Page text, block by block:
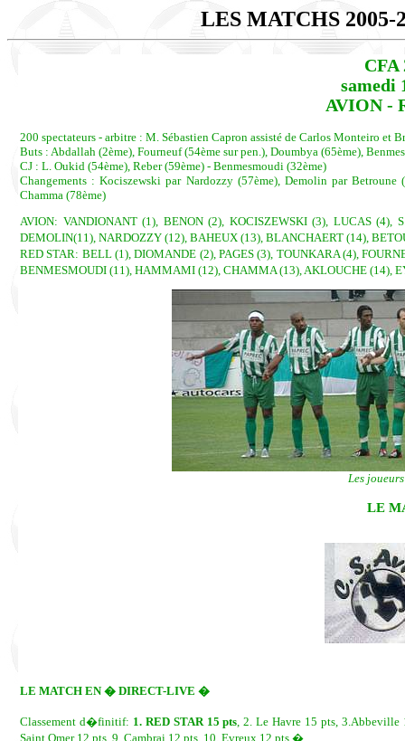
LES MATCHS
CFA
samedi
AVION -
200 spectateurs - arbitre : M. Sébastien Capron assisté de Carlos Monteiro et
Buts : Abdallah (2ème), Fourneuf (54ème sur pen.), Doumbya (65ème),
CJ : L. Oukid (54ème), Reber (59ème) - Benmesmoudi (32ème)
Changements : Kociszewski par Nardozzy (57ème), Demolin par
Chamma (78ème)
AVION: VANDIONANT (1), BENON (2), KOCISZEWSKI (3), LUCAS
DEMOLIN(11), NARDOZZY (12), BAHEUX (13), BLANCHAERT (14),
RED STAR: BELL (1), DIOMANDE (2), PAGES (3), TOUNKARA (4),
BENMESMOUDI (11), HAMMAMI (12), CHAMMA (13), AKLOUCHE (14),
Les
LE
LE MATCH EN � DIRECT-LIVE �
Classement d�finitif: 1. RED STAR 15 pts , 2. Le Havre 15 pts,
Saint Omer 12 pts, 9. Cambrai 12 pts, 10. Evreux 12 pts �